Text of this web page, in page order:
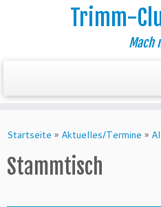
Inhalt
Trimm-
Mach
Startseite » Aktuelles/Termine »
Stammtisch